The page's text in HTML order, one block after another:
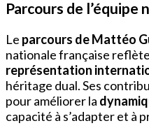
Parcours de l’équipe
Le parcours de Mattéo
nationale française
représentation
héritage dual. Ses
pour améliorer la
capacité à s’adapter et à